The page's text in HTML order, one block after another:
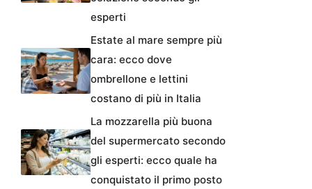
esperti
Estate al mare sempre più
cara: ecco dove
ombrellone e lettini
costano di più in Italia
La mozzarella più buona
del supermercato secondo
gli esperti: ecco quale ha
conquistato il primo posto